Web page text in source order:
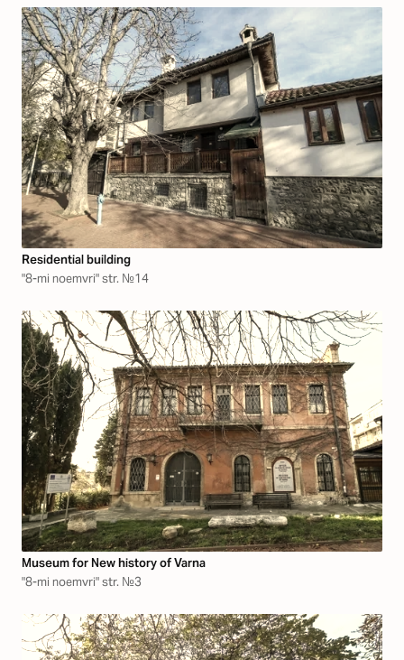
Residential building
"8-mi noemvri" str. №14
Museum for New history of Varna
"8-mi noemvri" str. №3